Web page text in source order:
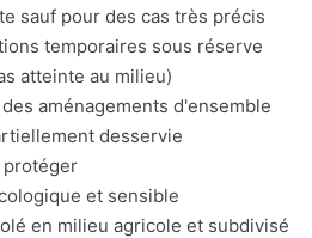
sauf pour des cas très précis
temporaires sous réserve
atteinte au milieu)
aménagements d'ensemble
desservie
protéger
et sensible
en milieu agricole et subdivisé